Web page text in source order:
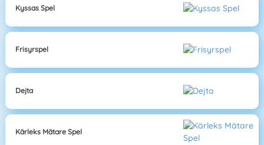
Kyssas Spel
Frisyrspel
Dejta
Kärleks Mätare Spel